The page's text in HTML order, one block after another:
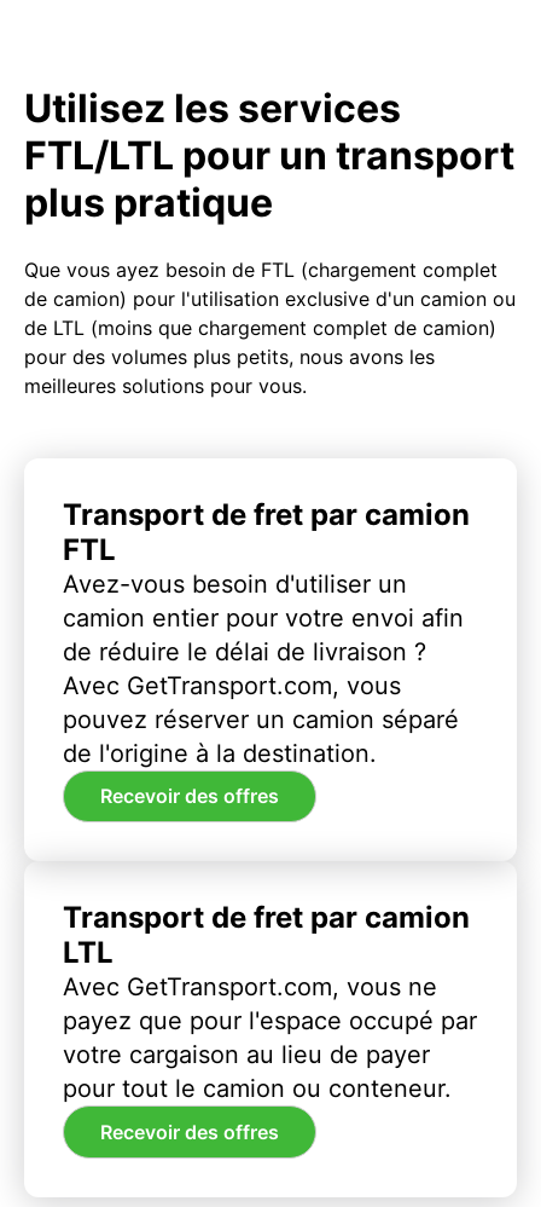
Utilisez les services
FTL/LTL pour un transport
plus pratique
Que vous ayez besoin de FTL (chargement complet
de camion) pour l'utilisation exclusive d'un camion ou
de LTL (moins que chargement complet de camion)
pour des volumes plus petits, nous avons les
meilleures solutions pour vous.
Transport de fret par camion
FTL
Avez-vous besoin d'utiliser un
camion entier pour votre envoi afin
de réduire le délai de livraison ?
Avec GetTransport.com, vous
pouvez réserver un camion séparé
de l'origine à la destination.
Recevoir des offres
Transport de fret par camion
LTL
Avec GetTransport.com, vous ne
payez que pour l'espace occupé par
votre cargaison au lieu de payer
pour tout le camion ou conteneur.
Recevoir des offres